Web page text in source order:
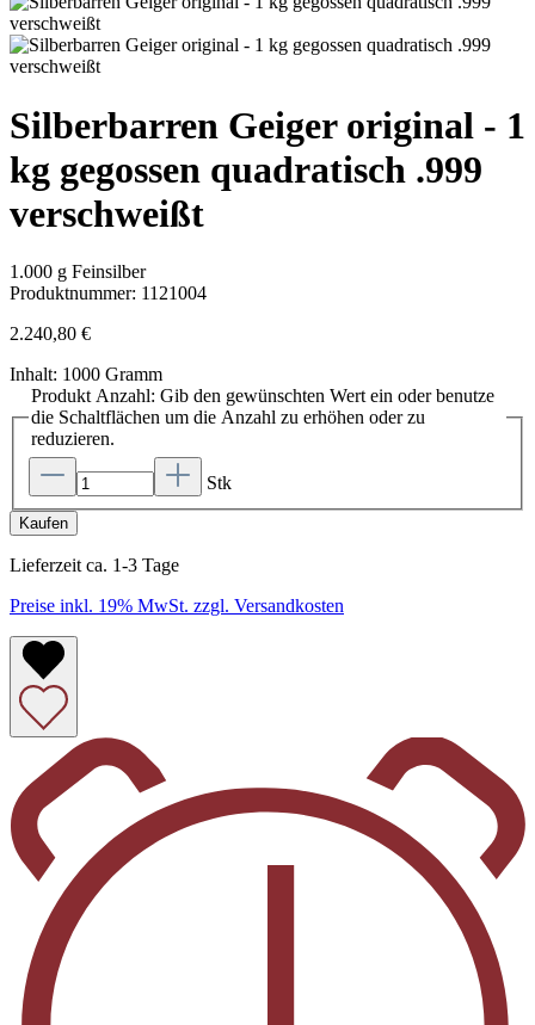
Silberbarren Geiger original - 1
kg gegossen quadratisch .999
verschweißt
1.000 g Feinsilber
Produktnummer: 1121004
2.240,80 €
Inhalt: 1000 Gramm
Produkt Anzahl: Gib den gewünschten Wert ein oder benutze
die Schaltflächen um die Anzahl zu erhöhen oder zu
reduzieren.
Stk
Kaufen
Lieferzeit ca. 1-3 Tage
Preise inkl. 19% MwSt. zzgl. Versandkosten